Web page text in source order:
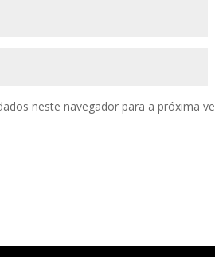
neste navegador para a próxima